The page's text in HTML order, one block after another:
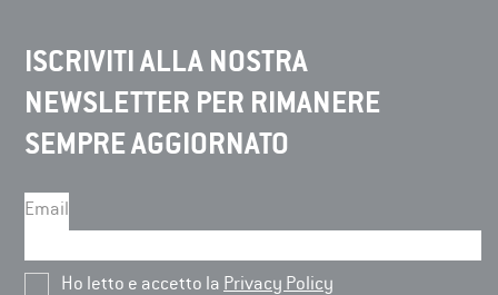
ISCRIVITI ALLA NOSTRA
NEWSLETTER PER RIMANERE
SEMPRE AGGIORNATO
Email
Ho letto e accetto la Privacy Policy